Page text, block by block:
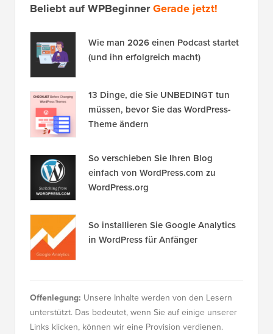
Beliebt auf WPBeginnerGerade jetzt!
Wie man 2026 einen Podcast startet
(und ihn erfolgreich macht)
13 Dinge, die Sie UNBEDINGT tun
müssen, bevor Sie das WordPress-
Theme ändern
So verschieben Sie Ihren Blog
einfach von WordPress.com zu
WordPress.org
So installieren Sie Google Analytics
in WordPress für Anfänger
Offenlegung: Unsere Inhalte werden von den Lesern
unterstützt. Das bedeutet, wenn Sie auf einige unserer
Links klicken, können wir eine Provision verdienen.